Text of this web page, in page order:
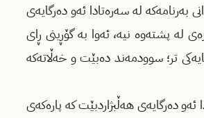
بەرنامەکە لە سەرەتادا ئەو دەرگایەی
لە پشتەوە نیە، ئەوا بە گۆڕینی ڕای
تر؛ سوودمەند دەبێت و خەڵاتەکە
ئەو دەرگایەی هەڵبژاردبێت کە پارەکەی